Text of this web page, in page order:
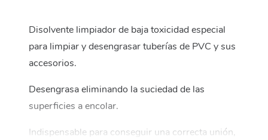
Disolvente limpiador de baja toxicidad especial
para limpiar y desengrasar tuberías de PVC y sus
accesorios.
Desengrasa eliminando la suciedad de las
superficies a encolar.
Indispensable para conseguir una correcta unión,